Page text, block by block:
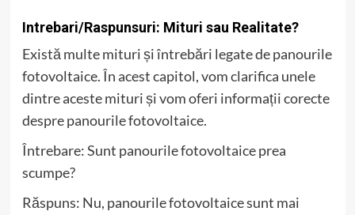
Intrebari/Raspunsuri: Mituri sau Realitate?
Există multe mituri și întrebări legate de panourile
fotovoltaice. În acest capitol, vom clarifica unele
dintre aceste mituri și vom oferi informații corecte
despre panourile fotovoltaice.
Întrebare: Sunt panourile fotovoltaice prea
scumpe?
Răspuns: Nu, panourile fotovoltaice sunt mai